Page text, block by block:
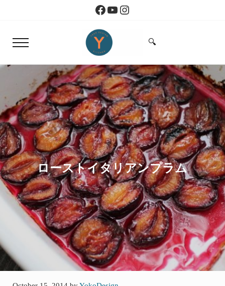
Skip to header right navigationFacebook
YouTube
Instagram
Menu
Yoko Design Kitchen
Search...
🔍
ローストイタリアンプラム